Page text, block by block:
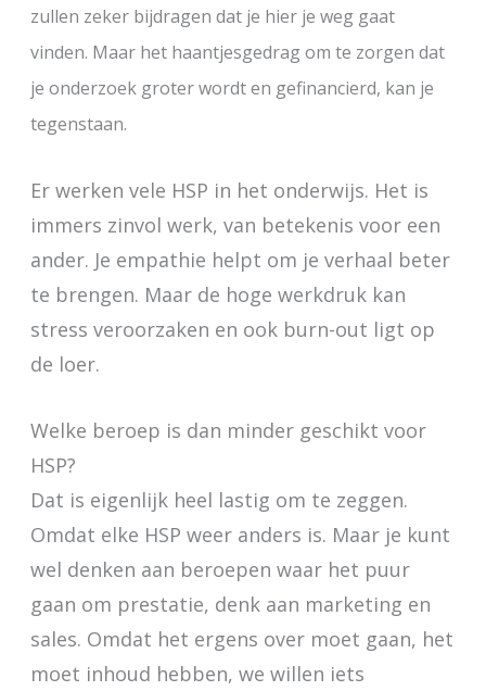
zullen zeker bijdragen dat je hier je weg gaat
vinden. Maar het haantjesgedrag om te zorgen dat
je onderzoek groter wordt en gefinancierd, kan je
tegenstaan.
Er werken vele HSP in het onderwijs. Het is
immers zinvol werk, van betekenis voor een
ander. Je empathie helpt om je verhaal beter
te brengen. Maar de hoge werkdruk kan
stress veroorzaken en ook burn-out ligt op
de loer.
Welke beroep is dan minder geschikt voor
HSP?
Dat is eigenlijk heel lastig om te zeggen.
Omdat elke HSP weer anders is. Maar je kunt
wel denken aan beroepen waar het puur
gaan om prestatie, denk aan marketing en
sales. Omdat het ergens over moet gaan, het
moet inhoud hebben, we willen iets